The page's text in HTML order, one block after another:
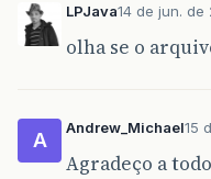
LPJava14 de jun. de
olha se o
A
Andrew_Michael15
Agradeço a